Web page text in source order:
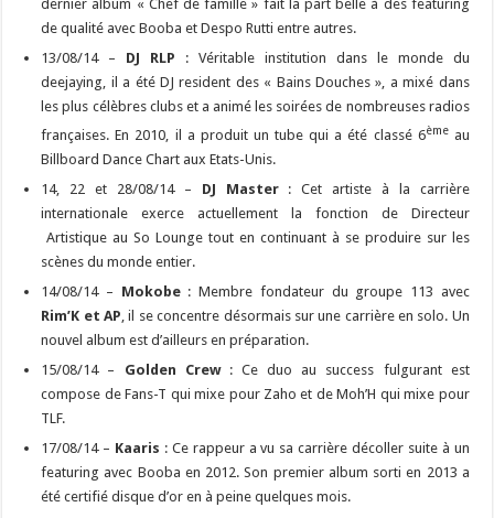
dernier album « Chef de famille » fait la part belle à des featuring
de qualité avec Booba et Despo Rutti entre autres.
13/08/14 – DJ RLP : Véritable institution dans le monde du
deejaying, il a été DJ resident des « Bains Douches », a mixé dans
les plus célèbres clubs et a animé les soirées de nombreuses radios
françaises. En 2010, il a produit un tube qui a été classé 6èmeau
Billboard Dance Chart aux Etats-Unis.
14, 22 et 28/08/14 – DJ Master: Cet artiste à la carrière
internationale exerce actuellement la fonction de Directeur
Artistique au So Lounge tout en continuant à se produire sur les
scènes du monde entier.
14/08/14 – Mokobe: Membre fondateur du groupe 113 avec
Rim’K et AP, il se concentre désormais sur une carrière en solo. Un
nouvel album est d’ailleurs en préparation.
15/08/14 – Golden Crew: Ce duo au success fulgurant est
compose de Fans-T qui mixe pour Zaho et de Moh’H qui mixe pour
TLF.
17/08/14 – Kaaris : Ce rappeur a vu sa carrière décoller suite à un
featuring avec Booba en 2012. Son premier album sorti en 2013 a
été certifié disque d’or en à peine quelques mois.